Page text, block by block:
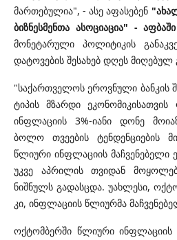
მართებულია", - ასე აფასებენ
ბიზნესმენთა ასოციაცია" - აფბაში
მონეტარული პოლიტიკის
დატოვების შესახებ დღეს მიღებულ
"საქართველოს ეროვნული ბანკის
ტიპის მზარდი ეკონომიკისათვის
ინფლაციის 3%-იანი დონე
ბოლო თვეების ტენდენციების
წლიური ინფლაციის მაჩვენებელი
უკვე აპრილის თვიდან
ნიშნულს გადასცდა. უახლესი,
კი, ინფლაციის წლიურმა
ოქტომბერში წლიური